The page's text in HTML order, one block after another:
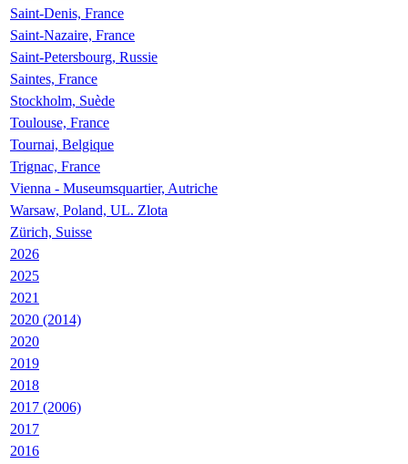
Saint-Denis, France
Saint-Nazaire, France
Saint-Petersbourg, Russie
Saintes, France
Stockholm, Suède
Toulouse, France
Tournai, Belgique
Trignac, France
Vienna - Museumsquartier, Autriche
Warsaw, Poland, UL. Zlota
Zürich, Suisse
2026
2025
2021
2020 (2014)
2020
2019
2018
2017 (2006)
2017
2016